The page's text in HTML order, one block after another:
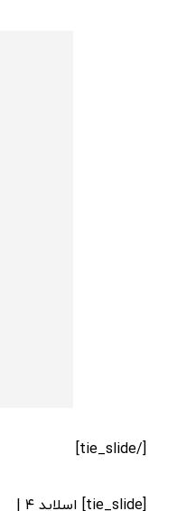
[/tie_slide]
[tie_slide] اسلاید ۴ |